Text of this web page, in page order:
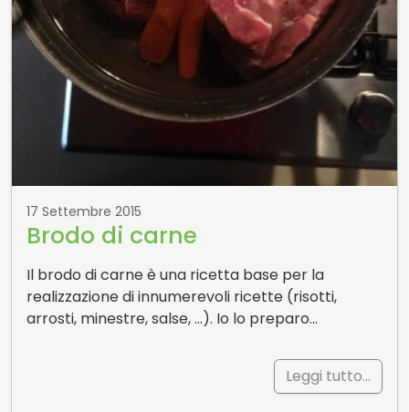
17 Settembre 2015
Brodo di carne
Il brodo di carne è una ricetta base per la
realizzazione di innumerevoli ricette (risotti,
arrosti, minestre, salse, …). Io lo preparo…
Leggi tutto…